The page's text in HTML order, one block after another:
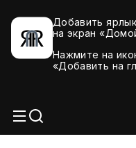
Добавить
на экран
Нажмите на
«Добавить на